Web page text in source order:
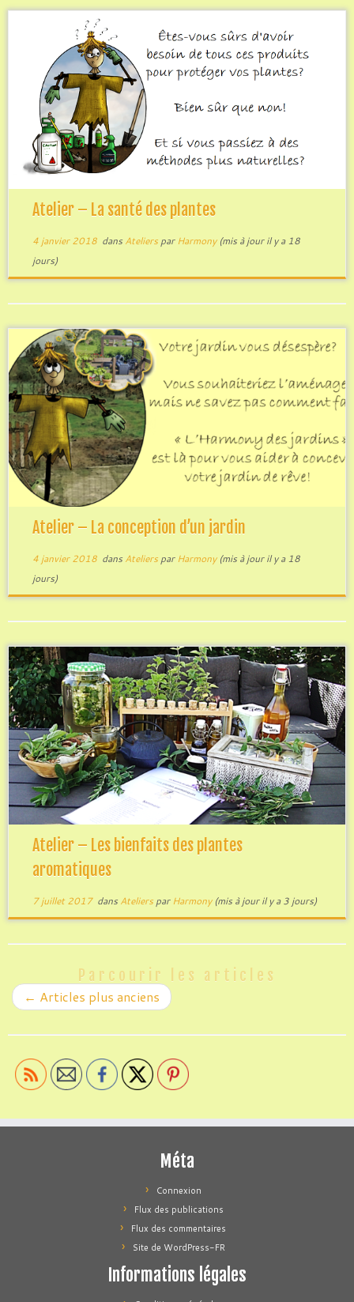
Atelier – La santé des plantes
4 janvier 2018dans Ateliers parHarmony(mis à jour il y a 18
jours)
Atelier – La conception d’un jardin
4 janvier 2018dans Ateliers parHarmony(mis à jour il y a 18
jours)
Atelier – Les bienfaits des plantes
aromatiques
7 juillet 2017dans Ateliers parHarmony(mis à jour il y a 3 jours)
Parcourir les articles
← Articles plus anciens
Méta
Connexion
Flux des publications
Flux des commentaires
Site de WordPress-FR
Informations légales